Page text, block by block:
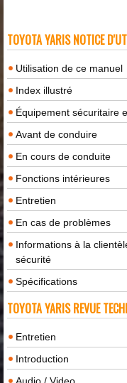
TOYOTA YARIS NOTICE
Utilisation de ce manuel
Index illustré
Équipement sécuritaire
Avant de conduire
En cours de conduite
Fonctions intérieures
Entretien
En cas de problèmes
Informations à la
sécurité
Spécifications
TOYOTA YARIS REVUE
Entretien
Introduction
Audio / Video